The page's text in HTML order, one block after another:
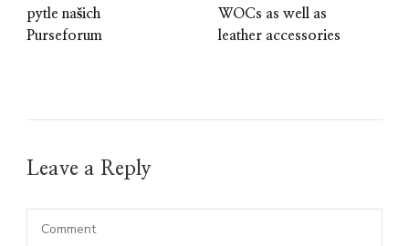
pytle našich
Purseforum
WOCs as well as
leather accessories
Leave a Reply